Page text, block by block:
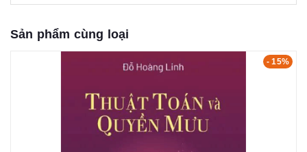
Sản phẩm cùng loại
- 15%